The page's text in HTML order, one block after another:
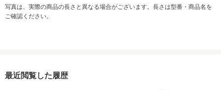
写真は、実際の商品の長さと異なる場合がございます。長さは型番・商品名を
ご確認ください。
最近閲覧した履歴